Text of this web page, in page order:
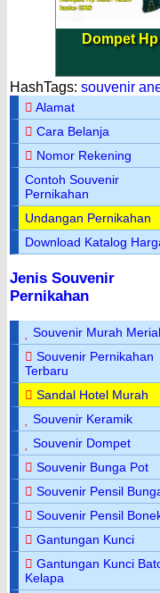
Dompet
HashTags: souvenir
Alamat
Cara Belanja
Nomor Rekening
Contoh Souvenir
Pernikahan
Undangan Pernikahan
Download Katalog
Jenis Souvenir
Pernikahan
Souvenir Murah
Souvenir Pernikahan
Terbaru
Sandal Hotel Murah
Souvenir Keramik
Souvenir Dompet
Souvenir Bunga Pot
Souvenir Pensil
Souvenir Pensil
Gantungan Kunci
Gantungan Kunci
Kelapa